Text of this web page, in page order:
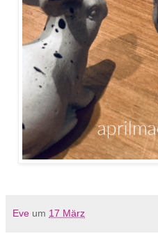
Eve um 17 März